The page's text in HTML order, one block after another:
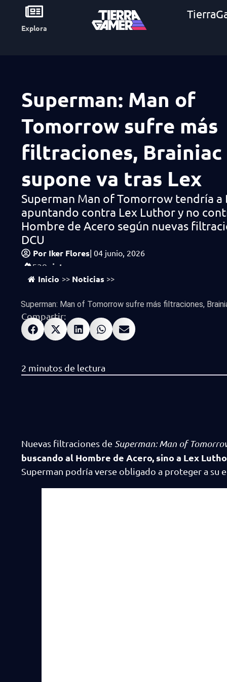
Explora
Superman: Man of
Tomorrow sufre más
filtraciones, Brainiac
supone va tras Lex
Superman Man of Tomorrow tendría a
apuntando contra Lex Luthor y no
Hombre de Acero según nuevas
DCU
Por Iker Flores| 04 junio, 2026
539 vistas
Inicio >> Noticias >>
Superman: Man of Tomorrow sufre más filtraciones,
Compartir:
Nuevas filtraciones de Superman: Man of
buscando al Hombre de Acero, sino a Lex
Superman podría verse obligado a proteger a su